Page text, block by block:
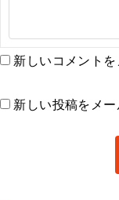
新しいコメント
新しい投稿をメ